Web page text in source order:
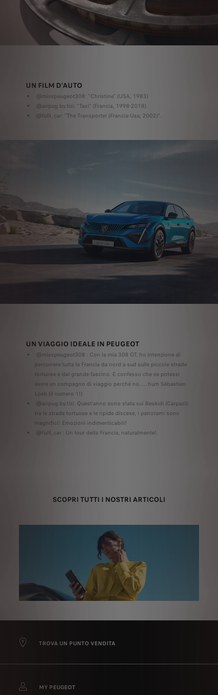
UN FILM D'AUTO
@misspeugeot308: "Christine" (USA, 1983)
@airpug.by.tizi: "Taxi" (Francia, 1998-2018)
@fulll_car: "The Transporter (Francia-Usa, 2002)".
UN VIAGGIO IDEALE IN PEUGEOT
@misspeugeot308 : Con la mia 308 GT, ho intenzione di
percorrere tutta la Francia da nord a sud sulle piccole strade
tortuose e dal grande fascino. E confesso che se potessi
avere un compagno di viaggio perché no......hum Sébastien
Loeb (il numero 1!)
@airpug.by.tizi: Quest'anno sono stata sui Beskidi (Carpazi):
tra le strade tortuose e le ripide discese, i panorami sono
magnifici! Emozioni indimenticabili!
@fulll_car : Un tour della Francia, naturalmente!.
SCOPRI TUTTI I NOSTRI ARTICOLI
TROVA UN PUNTO VENDITA
MY PEUGEOT